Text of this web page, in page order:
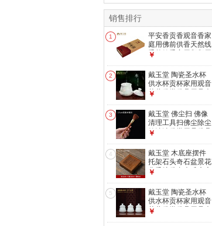
销售排行
1
平安香贡香观音香家
庭用佛前供香天然线
香竹签香家用拜拜用
盒
￥
2
戴玉堂 陶瓷圣水杯
供水杯贡杯家用观音
菩萨佛堂佛具用品大
04B 小号圣水杯
￥
3
戴玉堂 佛尘扫 佛像
清理工具扫佛尘除尘
笔清洁佛堂用品佛具
笔 压平香灰铲子家
用香灰铲 T61-005B
笔扫 花梨木
￥
4
戴玉堂 木底座摆件
托架石头奇石盆景花
盆香炉佛台木质底座
13C 鸡翅木
12*12*4CM
￥
5
戴玉堂 陶瓷圣水杯
供水杯贡杯家用观音
菩萨佛堂佛具用品大
￥